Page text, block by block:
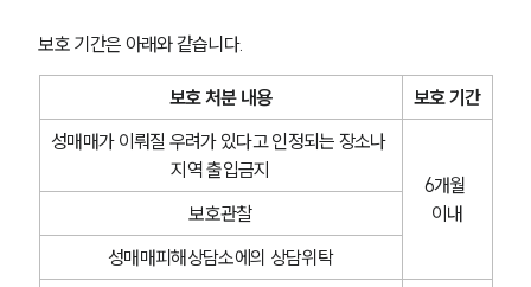
팀소개
보호 기간은 아래와 같습니다.
보호 처분 내용
보호 기간
성매매가 이뤄질 우려가 있다고 인정되는 장소나
지역 출입금지
6개월
이내
보호관찰
성매매피해상담소에의 상담위탁